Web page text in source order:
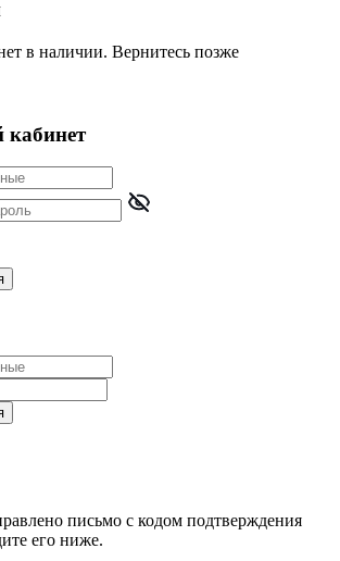
в наличии. Вернитесь позже
кабинет
письмо с кодом подтверждения
его ниже.